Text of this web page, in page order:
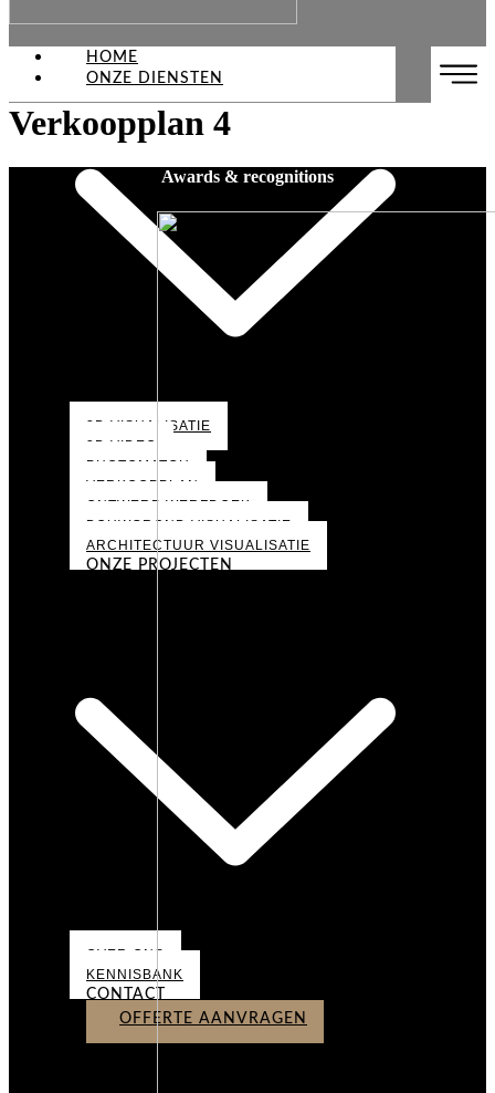
HOME
ONZE DIENSTEN
3D VISUALISATIE
3D VIDEO
PHOTOMATCH
VERKOOPPLAN
ONTWERP WERFDOEK
BOUWGROND VISUALISATIE
ARCHITECTUUR VISUALISATIE
ONZE PROJECTEN
OVER ONS
KENNISBANK
CONTACT
OFFERTE AANVRAGEN
Verkoopplan 4
Awards & recognitions